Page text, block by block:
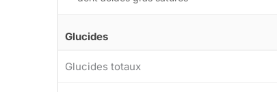
Glucides
Glucides totaux